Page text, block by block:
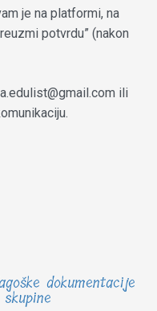
je na platformi, na
potvrdu” (nakon
ili
dokumentacije